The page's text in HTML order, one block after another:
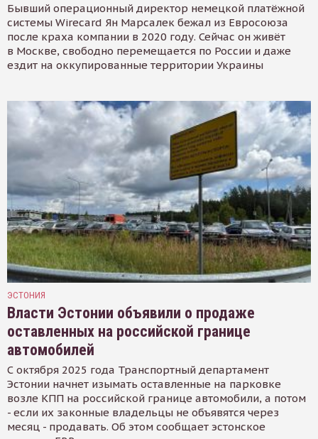
Бывший операционный директор немецкой платёжной
системы Wirecard Ян Марсалек бежал из Евросоюза
после краха компании в 2020 году. Сейчас он живёт
в Москве, свободно перемещается по России и даже
ездит на оккупированные территории Украины
ЭСТОНИЯ
Власти Эстонии объявили о продаже
оставленных на российской границе
автомобилей
С октября 2025 года Транспортный департамент
Эстонии начнет изымать оставленные на парковке
возле КПП на российской границе автомобили, а потом
- если их законные владельцы не объявятся через
месяц - продавать. Об этом сообщает эстонское